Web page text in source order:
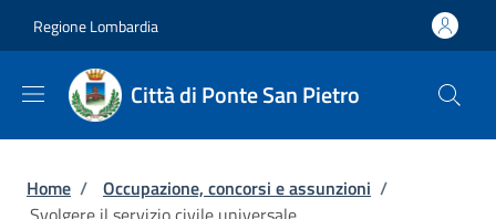
Regione Lombardia
Città di Ponte San Pietro
Briciole di pane
Home / Occupazione, concorsi e assunzioni /